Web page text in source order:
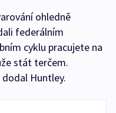
ohledně
federálním
cyklu pracujete na
stát terčem.
dodal Huntley.